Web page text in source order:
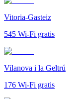
Vitoria-Gasteiz
545 Wi-Fi gratis
Vilanova i la Geltrú
176 Wi-Fi gratis